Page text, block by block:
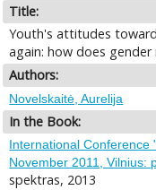
Title:
Youth's attitudes
again: how does
Authors:
Novelskaitė, Aurelija
In the Book:
International Conference
November 2011, Vilnius:
spektras, 2013